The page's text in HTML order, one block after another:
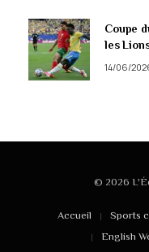
Coupe
les
14/06/
© 2026
Accueil Sports
English